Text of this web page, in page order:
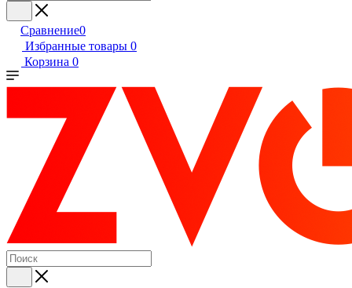
Сравнение0
Избранные товары 0
Корзина 0